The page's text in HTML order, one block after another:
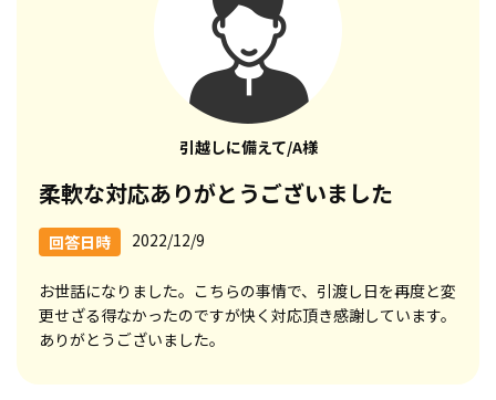
引越しに備えて/A様
柔軟な対応ありがとうございました
回答日時 2022/12/9
お世話になりました。こちらの事情で、引渡し日を再度と変
更せざる得なかったのですが快く対応頂き感謝しています。
ありがとうございました。